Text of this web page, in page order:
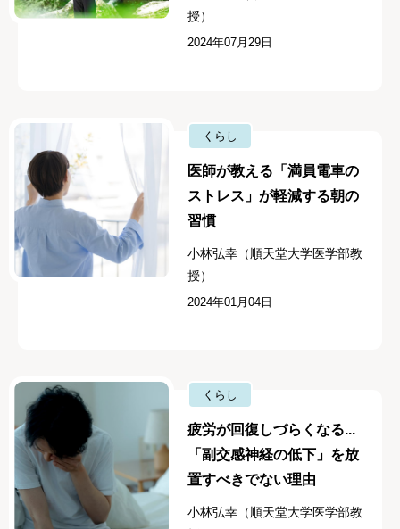
授）
2024年07月29日
くらし
医師が教える「満員電車の
ストレス」が軽減する朝の
習慣
小林弘幸（順天堂大学医学部教
授）
2024年01月04日
くらし
疲労が回復しづらくなる...
「副交感神経の低下」を放
置すべきでない理由
小林弘幸（順天堂大学医学部教